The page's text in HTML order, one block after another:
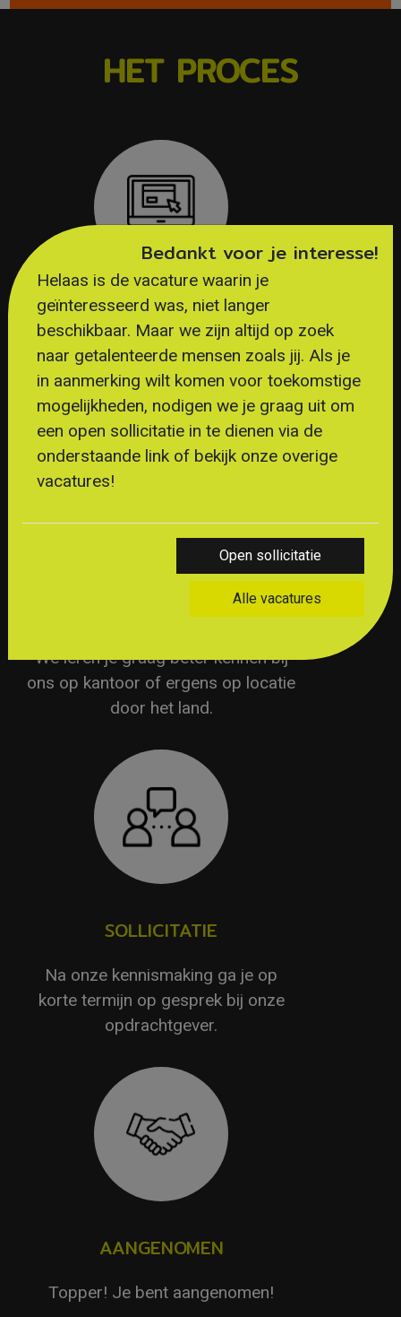
HET PROCES
GESOLLICITEERD
Na jouw sollicitatie wordt er binnen
een dag contact met je opgenomen!
KENNISMAKING
We leren je graag beter kennen bij
ons op kantoor of ergens op locatie
door het land.
SOLLICITATIE
Na onze kennismaking ga je op
korte termijn op gesprek bij onze
opdrachtgever.
AANGENOMEN
Topper! Je bent aangenomen!
Bedankt voor je interesse!
Helaas is de vacature waarin je
geïnteresseerd was, niet langer
beschikbaar. Maar we zijn altijd op zoek
naar getalenteerde mensen zoals jij. Als je
in aanmerking wilt komen voor toekomstige
mogelijkheden, nodigen we je graag uit om
een open sollicitatie in te dienen via de
onderstaande link of bekijk onze overige
vacatures!
Open sollicitatie
Alle vacatures